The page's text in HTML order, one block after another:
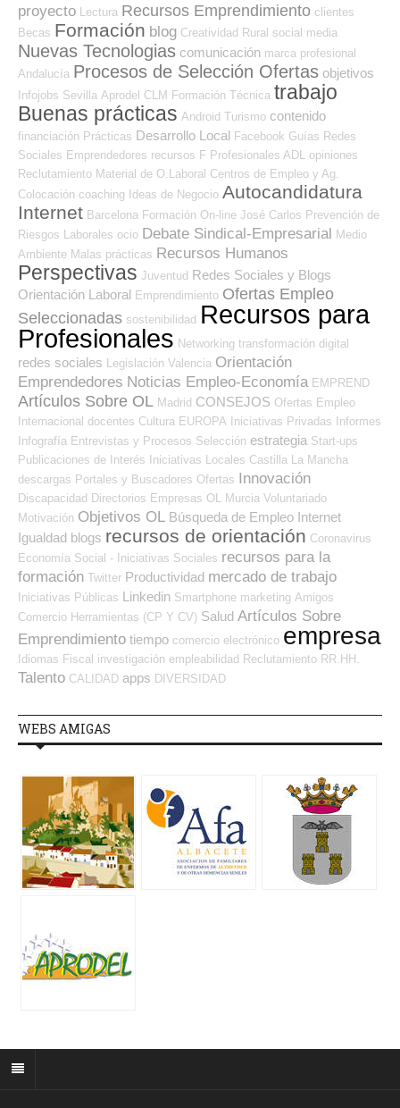
proyecto Lectura Recursos Emprendimiento clientes
Becas Formación blog Creatividad Rural social media
Nuevas Tecnologias comunicación marca profesional
Andalucía Procesos de Selección Ofertas objetivos
Infojobs Sevilla Aprodel CLM Formación Técnica trabajo
Buenas prácticas Android Turismo contenido
financiación Prácticas Desarrollo Local Facebook Guías Redes
Sociales Emprendedores recursos F Profesionales ADL
opiniones
Reclutamiento Material de O.Laboral Centros de Empleo y Ag.
Colocación coaching Ideas de Negocio Autocandidatura
Internet Barcelona Formación On-line José Carlos Prevención de
Riesgos Laborales ocio Debate Sindical-Empresarial Medio
Ambiente Malas prácticas Recursos Humanos
Perspectivas Juventud Redes Sociales y Blogs
Orientación Laboral Emprendimiento Ofertas Empleo
Seleccionadas sostenibilidad Recursos para
Profesionales Networking transformación digital
redes sociales Legislación Valencia Orientación
Emprendedores Noticias Empleo-Economía EMPREND
Artículos Sobre OL Madrid CONSEJOS Ofertas Empleo
Internacional docentes Cultura EUROPA Iniciativas Privadas Informes
Infografía Entrevistas y Procesos Selección estrategia Start-ups
Publicaciones de Interés Iniciativas Locales Castilla La Mancha
descargas Portales y Buscadores Ofertas Innovación
Discapacidad Directorios Empresas OL Murcia Voluntariado
Motivación Objetivos OL Búsqueda de Empleo Internet
Igualdad blogs recursos de orientación Coronavirus
Economía Social - Iniciativas Sociales recursos para la
formación Twitter Productividad mercado de trabajo
Iniciativas Públicas Linkedin Smartphone marketing Amigos
Comercio Herramientas (CP Y CV) Salud Artículos Sobre
Emprendimiento tiempo comercio electrónico empresa
Idiomas Fiscal investigación empleabilidad Reclutamiento RR.HH.
Talento CALIDAD apps DIVERSIDAD
WEBS AMIGAS